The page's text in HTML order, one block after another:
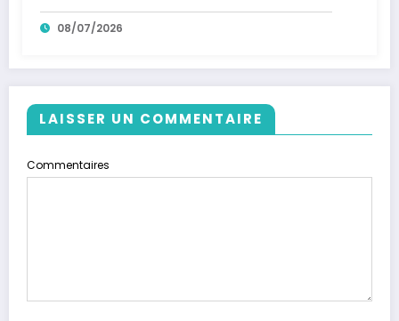
08/07/2026
LAISSER UN COMMENTAIRE
Commentaires